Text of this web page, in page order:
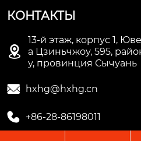
КОНТАКТЫ

13-й этаж, корпус 1,
а Цзиньчжоу, 595,
у, провинция Сычуань
 hxhg@hxhg.cn
 +86-28-86198011